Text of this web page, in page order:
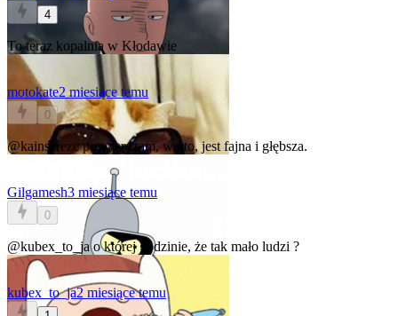
4
To teraz kopalnia w Kłodawie
motokate2 miesiące temu
0
@kainserezcpotwierdzam, warto, jest fajna i głębsza.
Gilgamesh3 miesiące temu
0
@kubex_to_jao której godzinie, że tak mało ludzi ?
kubex_to_ja2 miesiące temu